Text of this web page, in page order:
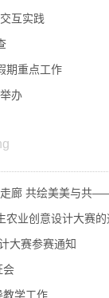
互实践
期重点工作
办
走廊 共绘美美与共
农业创意设计大赛的
大赛参赛通知
会
教学工作